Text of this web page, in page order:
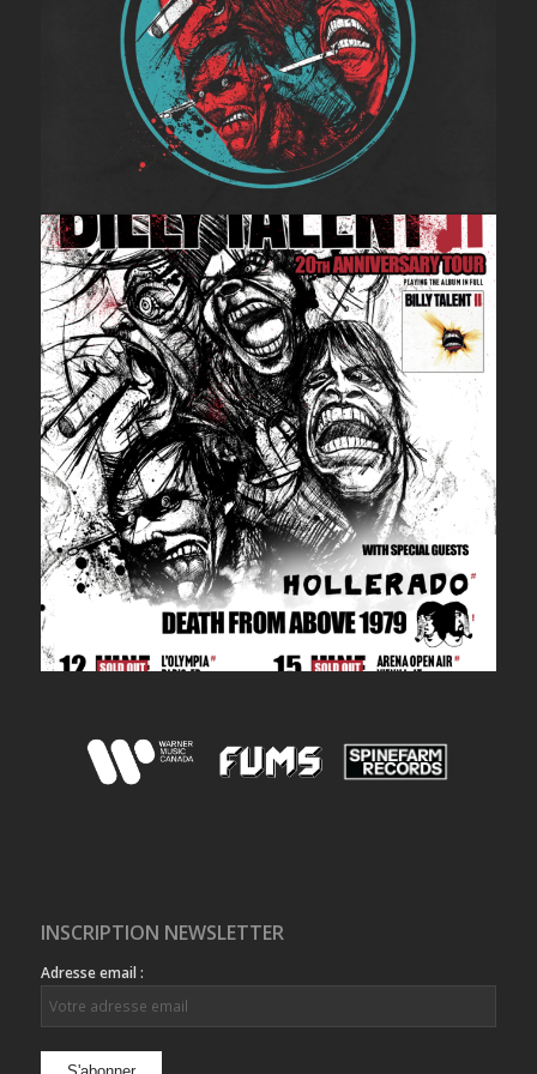
INSCRIPTION NEWSLETTER
Adresse email :